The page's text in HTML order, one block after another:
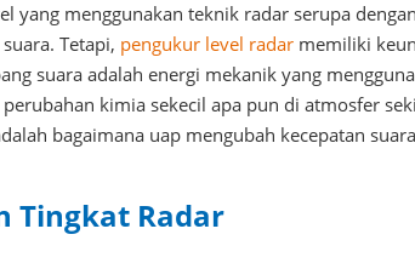
yang menggunakan teknik radar serupa
Tetapi, pengukur level radarmemiliki
suara adalah energi mekanik yang
kimia sekecil apa pun di atmosfer
bagaimana uap mengubah kecepatan
Tingkat Radar